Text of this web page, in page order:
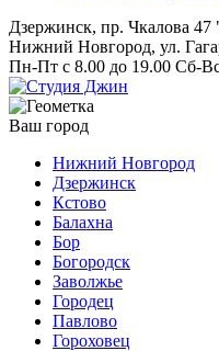
Дзержинск, пр. Чкалова
Нижний Новгород, ул.
Пн-Пт с 8.00 до 19.00 Сб-
Ваш город
Нижний Новгород
Дзержинск
Кстово
Балахна
Бор
Богородск
Заволжье
Городец
Павлово
Гороховец